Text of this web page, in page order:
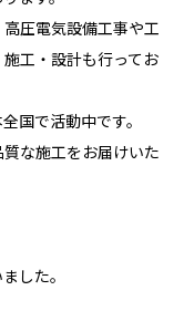
圧電気設備工事や工
工・設計も行ってお
国で活動中です。
な施工をお届けいた
した。